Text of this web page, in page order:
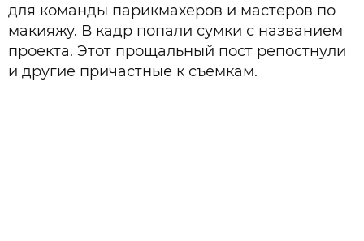
для команды парикмахеров и мастеров по
макияжу. В кадр попали сумки с названием
проекта. Этот прощальный пост репостнули
и другие причастные к съемкам.